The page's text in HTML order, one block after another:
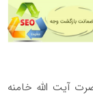
آیت الله خامنه